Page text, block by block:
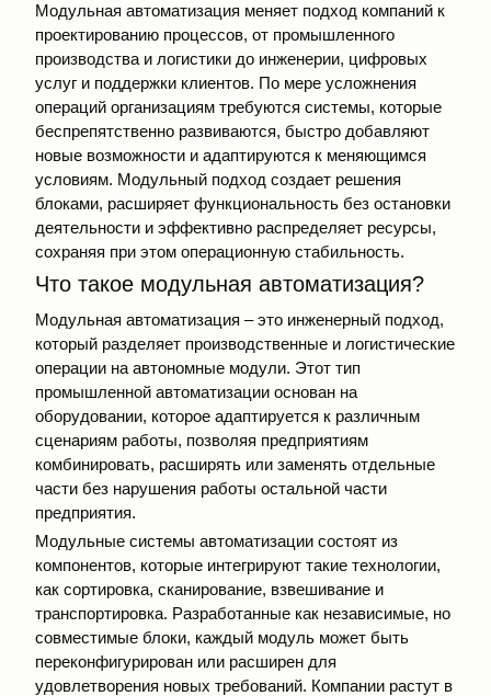
Модульная автоматизация меняет подход компаний к
проектированию процессов, от промышленного
производства и логистики до инженерии, цифровых
услуг и поддержки клиентов. По мере усложнения
операций организациям требуются системы, которые
беспрепятственно развиваются, быстро добавляют
новые возможности и адаптируются к меняющимся
условиям. Модульный подход создает решения
блоками, расширяет функциональность без остановки
деятельности и эффективно распределяет ресурсы,
сохраняя при этом операционную стабильность.
Что такое модульная автоматизация?
Модульная автоматизация – это инженерный подход,
который разделяет производственные и логистические
операции на автономные модули. Этот тип
промышленной автоматизации основан на
оборудовании, которое адаптируется к различным
сценариям работы, позволяя предприятиям
комбинировать, расширять или заменять отдельные
части без нарушения работы остальной части
предприятия.
Модульные системы автоматизации состоят из
компонентов, которые интегрируют такие технологии,
как сортировка, сканирование, взвешивание и
транспортировка. Разработанные как независимые, но
совместимые блоки, каждый модуль может быть
переконфигурирован или расширен для
удовлетворения новых требований. Компании растут в